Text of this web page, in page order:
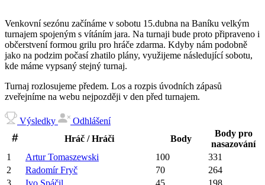
Venkovní sezónu začínáme v sobotu 15.dubna na Baníku velkým
turnajem spojeným s vítáním jara. Na turnaji bude proto připraveno i
občerstvení formou grilu pro hráče zdarma. Kdyby nám podobně
jako na podzim počasí zhatilo plány, využijeme následující sobotu,
kde máme vypsaný stejný turnaj.
Turnaj rozlosujeme předem. Los a rozpis úvodních zápasů
zveřejníme na webu nejpozději v den před turnajem.
Výsledky
Odhlášení
Hráč / Hráči
Body
Body pro
nasazování
1
Artur Tomaszewski 100
331
2
Radomír Fryč 70
264